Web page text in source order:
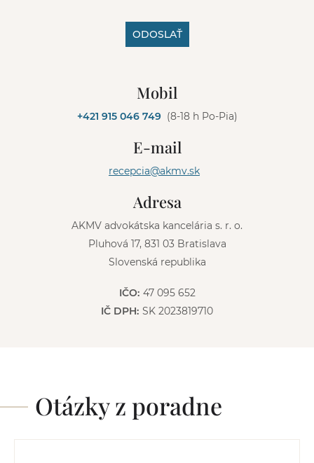
ODOSLAŤ
Mobil
+421 915 046 749 (8-18 h Po-Pia)
E-mail
recepcia@akmv.sk
Adresa
AKMV advokátska kancelária s. r. o.
Pluhová 17, 831 03 Bratislava
Slovenská republika
IČO: 47 095 652
IČ DPH: SK 2023819710
Otázky z poradne